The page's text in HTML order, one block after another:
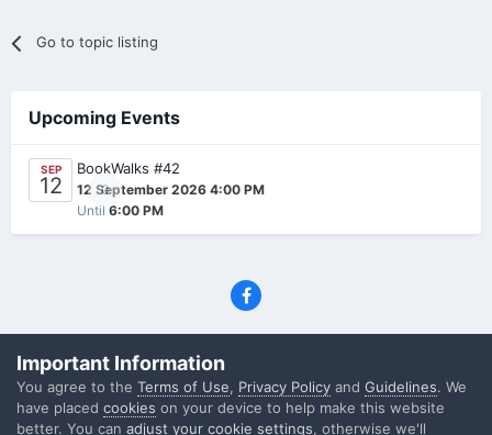
Go to topic listing
Upcoming Events
SEP
12 0
BookWalks #42
12 September 2026 4:00 PM
Until 6:00 PM
(C) SFF.gr, All rights reserved
Powered by Invision Community
Important Information
You agree to the Terms of Use, Privacy Policy and Guidelines. We
have placed cookies on your device to help make this website
better. You can adjust your cookie settings, otherwise we'll